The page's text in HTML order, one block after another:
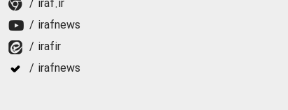
/ iraf.ir
/ irafnews
/ irafir
/ irafnews